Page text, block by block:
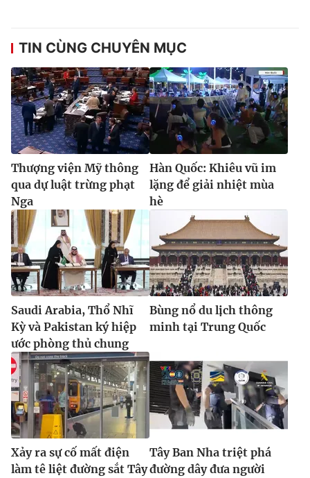
Ðiện thoại Thời báo VTV:024.66 897 897
Liên hệ quảng cáo:024-7300.7108
® Cấm sao chép dưới mọi hình thức nếu không có sự chấp
thuận bằng văn bản. Ghi rõ nguồn VTV.vn khi phát hành lại
thông tin từ website này.
TIN CÙNG CHUYÊN MỤC
Thượng viện Mỹ thông
qua dự luật trừng phạt
Nga
Hàn Quốc: Khiêu vũ im
lặng để giải nhiệt mùa
hè
Saudi Arabia, Thổ Nhĩ
Kỳ và Pakistan ký hiệp
ước phòng thủ chung
Bùng nổ du lịch thông
minh tại Trung Quốc
Xảy ra sự cố mất điện
làm tê liệt đường sắt Tây
Tây Ban Nha triệt phá
đường dây đưa người